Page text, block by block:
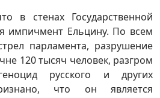
в стенах Государственной
импичмент Ельцину. По всем
парламента, разрушение
120 тысяч человек, разгром
русского и других
что он является